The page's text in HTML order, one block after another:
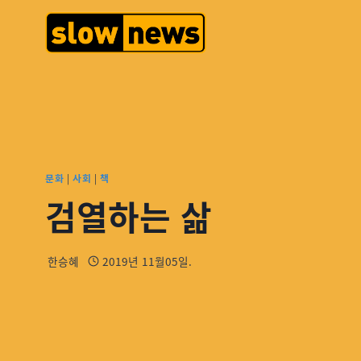
문화 | 사회 | 책
검열하는 삶
한승혜 2019년 11월05일.